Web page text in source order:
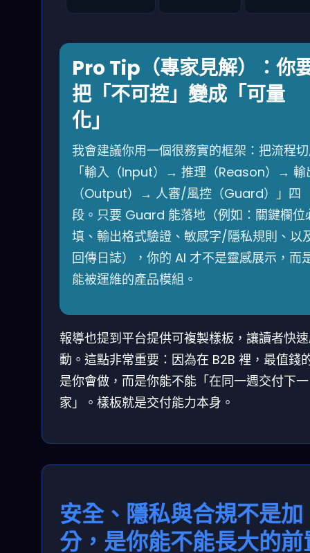
Pro Tip（專家見解）：你
把「不可控」變成「可量
化」
我會建議你用一個很務實的框架：把流程
「輸入（Input）→ 推理（Reason）→ 輸
（Output）→ 人審/風控（Guard）」四
段。只要 Guard 能落地（例如：關鍵欄位
填、輸出格式驗證、敏感字/隱私規則、以
回傳日誌），你的 AI 才不是靈感展示，而
能被運維的產品模組。
報導也提到平台提供可複製樣板，讓讀者快
動。這點非常重要：因為在 B2B 裡，最值錢
是你會做，而是你能不能「在同一週交付下一
家」。樣板就是交付能力本身。
安全、隱私與合規不是加
分，是你能不能長大的前